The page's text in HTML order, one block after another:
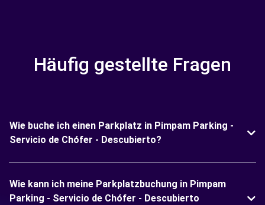
Häufig gestellte Fragen
Wie buche ich einen Parkplatz in Pimpam Parking -
Servicio de Chófer - Descubierto?
Wie kann ich meine Parkplatzbuchung in Pimpam
Parking - Servicio de Chófer - Descubierto